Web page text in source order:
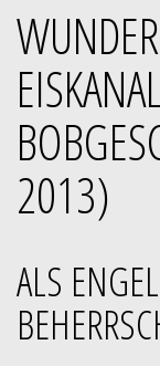
2013)
ALS